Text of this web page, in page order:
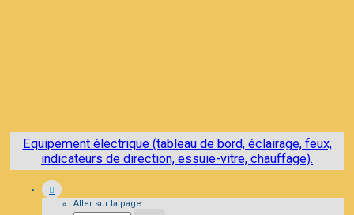
Equipement électrique (tableau de bord, éclairage, feux,
indicateurs de direction, essuie-vitre, chauffage).
Aller sur la page :